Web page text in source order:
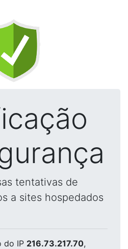
tentativas de
a sites hospedados
do IP 216.73.217.70,